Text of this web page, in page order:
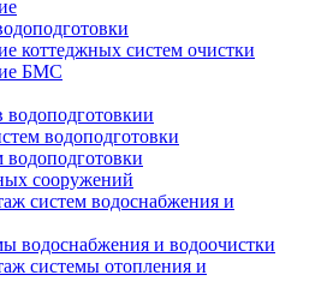
коттеджных систем очистки
БМС
водоподготовкии
водоподготовки
водоподготовки
сооружений
систем водоснабжения и
водоснабжения и водоочистки
системы отопления и